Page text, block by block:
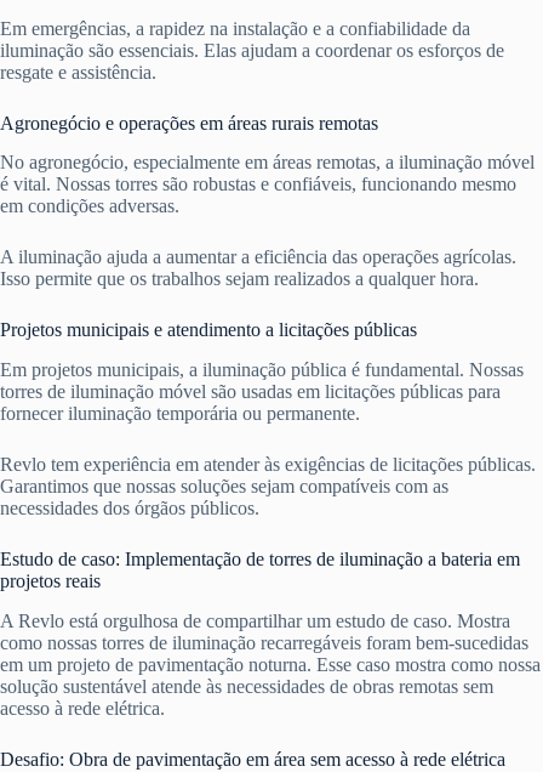
Em emergências, a rapidez na instalação e a confiabilidade da
iluminação são essenciais. Elas ajudam a coordenar os esforços de
resgate e assistência.
Agronegócio e operações em áreas rurais remotas
No agronegócio, especialmente em áreas remotas, a iluminação móvel
é vital. Nossas torres são robustas e confiáveis, funcionando mesmo
em condições adversas.
A iluminação ajuda a aumentar a eficiência das operações agrícolas.
Isso permite que os trabalhos sejam realizados a qualquer hora.
Projetos municipais e atendimento a licitações públicas
Em projetos municipais, a iluminação pública é fundamental. Nossas
torres de iluminação móvel são usadas em licitações públicas para
fornecer iluminação temporária ou permanente.
Revlo tem experiência em atender às exigências de licitações públicas.
Garantimos que nossas soluções sejam compatíveis com as
necessidades dos órgãos públicos.
Estudo de caso: Implementação de torres de iluminação a bateria em
projetos reais
A Revlo está orgulhosa de compartilhar um estudo de caso. Mostra
como nossas torres de iluminação recarregáveis foram bem-sucedidas
em um projeto de pavimentação noturna. Esse caso mostra como nossa
solução sustentável atende às necessidades de obras remotas sem
acesso à rede elétrica.
Desafio: Obra de pavimentação em área sem acesso à rede elétrica